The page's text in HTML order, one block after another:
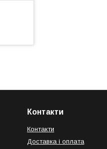
Контакти
Контакти
Доставка і оплата